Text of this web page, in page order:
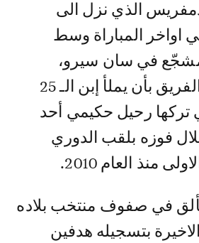
الذي نزل الى
اواخر المباراة وسط
ألف مشجّع في سان سيرو،
وسيأمل عشاق الفريق بأن يملأ إبن الـ 25
تركها رحيل حكيمي أحد
فوزه بلقب الدوري
منذ العام 2010.
في صفوف منتخب بلاده
بتسجيله هدفين